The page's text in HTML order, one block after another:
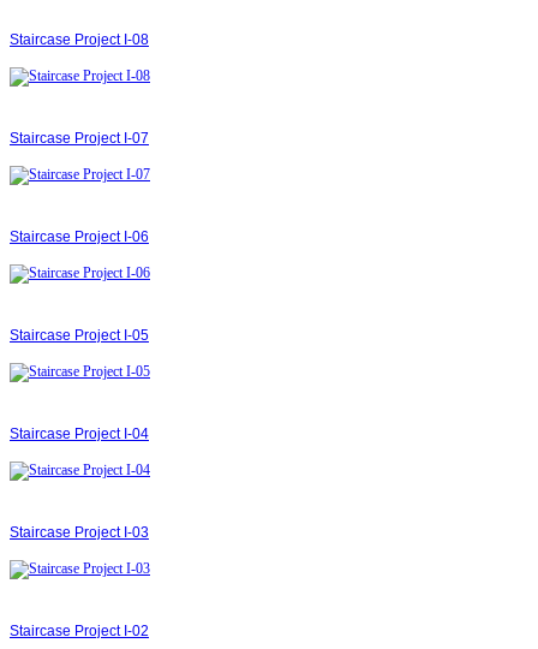
Staircase Project І-08
Staircase Project І-07
Staircase Project І-06
Staircase Project І-05
Staircase Project І-04
Staircase Project І-03
Staircase Project І-02